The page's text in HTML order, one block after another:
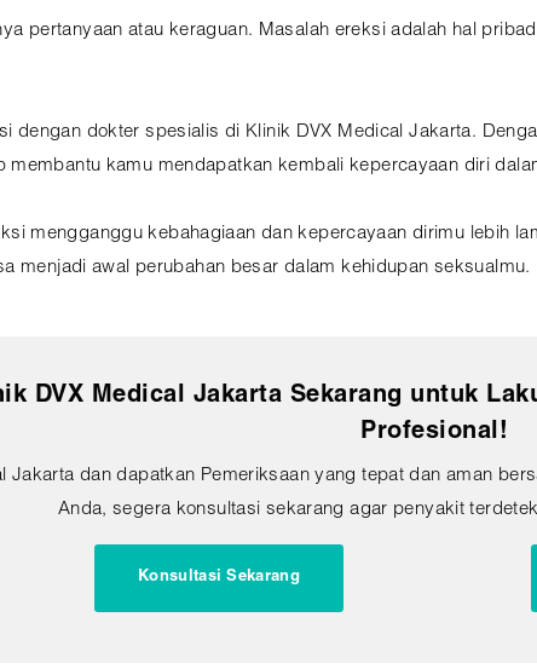
pertanyaan atau keraguan. Masalah ereksi adalah hal
dengan dokter spesialis di Klinik DVX Medical Jakarta.
membantu kamu mendapatkan kembali kepercayaan diri
mengganggu kebahagiaan dan kepercayaan dirimu lebih
menjadi awal perubahan besar dalam kehidupan seksualmu.
DVX Medical Jakarta Sekarang untuk
Profesional!
Jakarta dan dapatkan Pemeriksaan yang tepat dan aman
Anda, segera konsultasi sekarang agar penyakit
Konsultasi Sekarang